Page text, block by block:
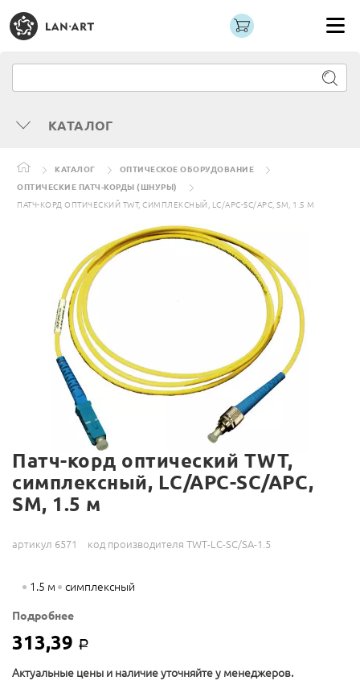
КАТАЛОГ
КАТАЛОГ
ОПТИЧЕСКОЕ ОБОРУДОВАНИЕ
ОПТИЧЕСКИЕ ПАТЧ-КОРДЫ (ШНУРЫ)
ПАТЧ-КОРД ОПТИЧЕСКИЙ TWT, СИМПЛЕКСНЫЙ, LC/APC-SC/APC, SM, 1.5 М
Патч-корд оптический TWT,
симплексный, LC/APC-SC/APC,
SM, 1.5 м
артикул 6571 код производителя TWT-LC-SC/SA-1.5
1.5 м симплексный
Подробнее
313,39 Р
Актуальные цены и наличие уточняйте у менеджеров.